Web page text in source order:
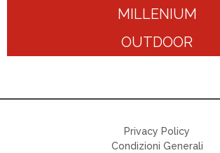
MILLENIUM
OUTDOOR
Privacy Policy
Condizioni Generali